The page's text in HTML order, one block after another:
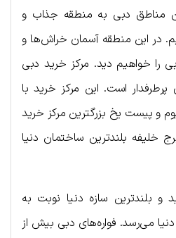
مناطق دبی به منطقه جذاب و
در این منطقه آسمان خراش‌ها و
را خواهیم دید. مرکز خرید دبی
است. این مرکز خرید با
آکواریوم و پیست یخ بزرگترین مرکز خرید
خلیفه بلندترین ساختمان دنیا
و بلندترین سازه دنیا نوبت به
دنیا می‌رسد. فواره‌های دبی بیش از